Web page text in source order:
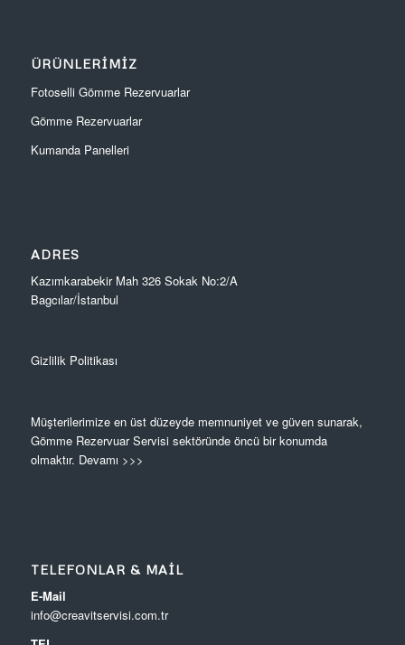
ÜRÜNLERIMIZ
Fotoselli Gömme Rezervuarlar
Gömme Rezervuarlar
Kumanda Panelleri
ADRES
Kazımkarabekir Mah 326 Sokak No:2/A
Bagcılar/İstanbul
Gizlilik Politikası
Müşterilerimize en üst düzeyde memnuniyet ve güven sunarak,
Gömme Rezervuar Servisi sektöründe öncü bir konumda
olmaktır. Devamı >>>
TELEFONLAR & MAIL
E-Mail
info@creavitservisi.com.tr